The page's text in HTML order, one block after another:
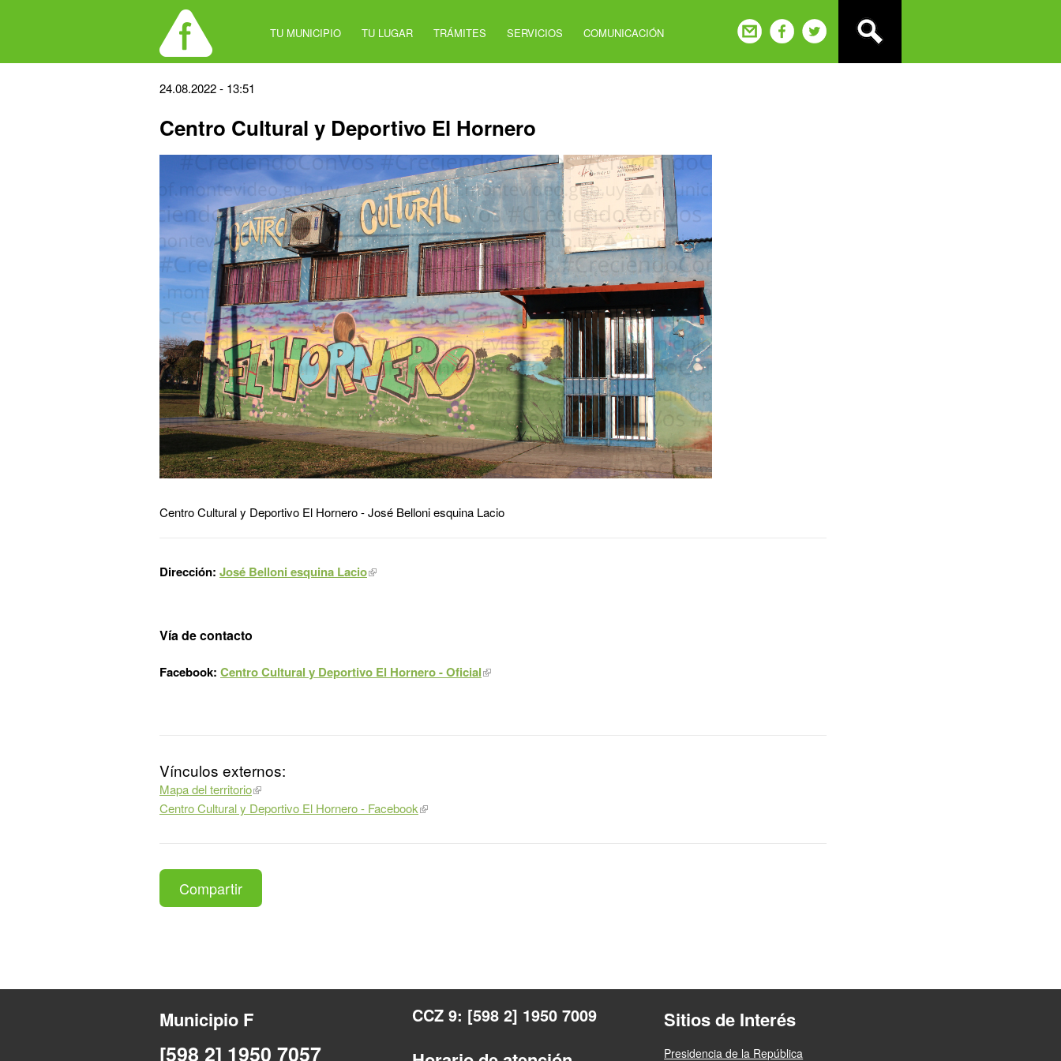
TU MUNICIPIO TU LUGAR TRÁMITES SERVICIOS COMUNICACIÓN
Back
top
24.08.2022 - 13:51
Centro Cultural y Deportivo El Hornero
Centro Cultural y Deportivo El Hornero - José Belloni esquina Lacio
Dirección: José Belloni esquina Lacio
Vía de contacto
Facebook: Centro Cultural y Deportivo El Hornero - Oficial
Vínculos externos:
Mapa del territorio
Centro Cultural y Deportivo El Hornero - Facebook
Compartir
Municipio F
[598 2] 1950 7057
CCZ 9: [598 2] 1950 7009 Sitios de Interés
Presidencia de la República